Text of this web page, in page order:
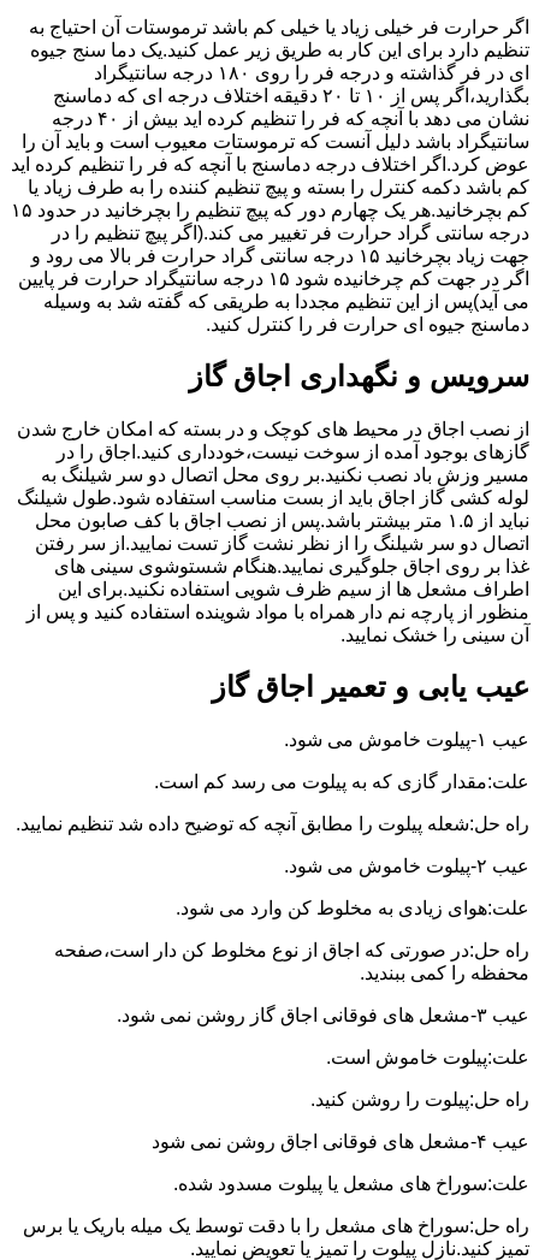
اگر حرارت فر خیلی زیاد یا خیلی کم باشد ترموستات آن احتیاج به
تنظیم دارد برای این کار به طریق زیر عمل کنید.یک دما سنج جیوه
ای در فر گذاشته و درجه فر را روی ۱۸۰ درجه سانتیگراد
بگذارید،اگر پس از ۱۰ تا ۲۰ دقیقه اختلاف درجه ای که دماسنج
نشان می دهد با آنچه که فر را تنظیم کرده اید بیش از ۴۰ درجه
سانتیگراد باشد دلیل آنست که ترموستات معیوب است و باید آن را
عوض کرد.اگر اختلاف درجه دماسنج با آنچه که فر را تنظیم کرده اید
کم باشد دکمه کنترل را بسته و پیچ تنظیم کننده را به طرف زیاد یا
کم بچرخانید.هر یک چهارم دور که پیچ تنظیم را بچرخانید در حدود ۱۵
درجه سانتی گراد حرارت فر تغییر می کند.(اگر پیچ تنظیم را در
جهت زیاد بچرخانید ۱۵ درجه سانتی گراد حرارت فر بالا می رود و
اگر در جهت کم چرخانیده شود ۱۵ درجه سانتیگراد حرارت فر پایین
می آید)پس از این تنظیم مجددا به طریقی که گفته شد به وسیله
دماسنج جیوه ای حرارت فر را کنترل کنید.
سرویس و نگهداری اجاق گاز
از نصب اجاق در محیط های کوچک و در بسته که امکان خارج شدن
گازهای بوجود آمده از سوخت نیست،خودداری کنید.اجاق را در
مسیر وزش باد نصب نکنید.بر روی محل اتصال دو سر شیلنگ به
لوله کشی گاز اجاق باید از بست مناسب استفاده شود.طول شیلنگ
نباید از ۱.۵ متر بیشتر باشد.پس از نصب اجاق با کف صابون محل
اتصال دو سر شیلنگ را از نظر نشت گاز تست نمایید.از سر رفتن
غذا بر روی اجاق جلوگیری نمایید.هنگام شستوشوی سینی های
اطراف مشعل ها از سیم ظرف شویی استفاده نکنید.برای این
منظور از پارچه نم دار همراه با مواد شوینده استفاده کنید و پس از
آن سینی را خشک نمایید.
عیب یابی و تعمیر اجاق گاز
عیب ۱-پیلوت خاموش می شود.
علت:مقدار گازی که به پیلوت می رسد کم است.
راه حل:شعله پیلوت را مطابق آنچه که توضیح داده شد تنظیم نمایید.
عیب ۲-پیلوت خاموش می شود.
علت:هوای زیادی به مخلوط کن وارد می شود.
راه حل:در صورتی که اجاق از نوع مخلوط کن دار است،صفحه
محفظه را کمی ببندید.
عیب ۳-مشعل های فوقانی اجاق گاز روشن نمی شود.
علت:پیلوت خاموش است.
راه حل:پیلوت را روشن کنید.
عیب ۴-مشعل های فوقانی اجاق روشن نمی شود
علت:سوراخ های مشعل یا پیلوت مسدود شده.
راه حل:سوراخ های مشعل را با دقت توسط یک میله باریک یا برس
تمیز کنید.نازل پیلوت را تمیز یا تعویض نمایید.